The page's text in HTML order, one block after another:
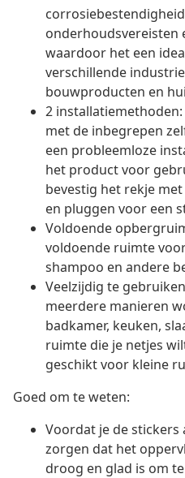
onderhoudsvereisten
waardoor het een
verschillende
bouwproducten en
2
met de inbegrepen
een probleemloze
het product voor
bevestig het rekje
en pluggen voor een
Voldoende
voldoende ruimte
shampoo en andere
Veelzijdig te
meerdere manieren
badkamer, keuken,
ruimte die je netjes
geschikt voor kleine
Goed om te weten:
Voordat je de
zorgen dat het
droog en glad is om